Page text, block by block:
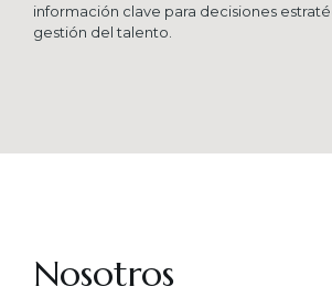
información clave para decisiones
gestión del talento.
Nosotros